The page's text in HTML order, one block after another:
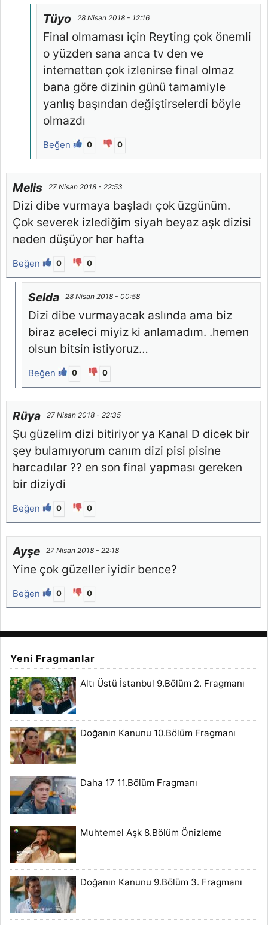
Tüyo 28 Nisan 2018 - 12:16
Final olmaması için Reyting çok önemli
o yüzden sana anca tv den ve
internetten çok izlenirse final olmaz
bana göre dizinin günü tamamiyle
yanlış başından değiştirselerdi böyle
olmazdı
Beğen 0 0
Melis 27 Nisan 2018 - 22:53
Dizi dibe vurmaya başladı çok üzgünüm.
Çok severek izlediğim siyah beyaz aşk dizisi
neden düşüyor her hafta
Beğen 0 0
Selda 28 Nisan 2018 - 00:58
Dizi dibe vurmayacak aslında ama biz
biraz aceleci miyiz ki anlamadım. .hemen
olsun bitsin istiyoruz…
Beğen 0 0
Rüya 27 Nisan 2018 - 22:35
Şu güzelim dizi bitiriyor ya Kanal D dicek bir
şey bulamıyorum canım dizi pisi pisine
harcadılar ?? en son final yapması gereken
bir diziydi
Beğen 0 0
Ayşe 27 Nisan 2018 - 22:18
Yine çok güzeller iyidir bence?
Beğen 0 0
Yeni Fragmanlar
Altı Üstü İstanbul 9.Bölüm 2. Fragmanı
Doğanın Kanunu 10.Bölüm Fragmanı
Daha 17 11.Bölüm Fragmanı
Muhtemel Aşk 8.Bölüm Önizleme
Doğanın Kanunu 9.Bölüm 3. Fragmanı